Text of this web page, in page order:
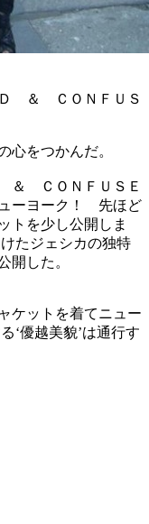
Ｄ ＆ ＣＯＮＦＵＳ
心をつかんだ。
＆ ＣＯＮＦＵＳＥ
ーヨーク！ 先ほど
トを少し公開しま
たジェシカの独特
開した。
ケットを着てニュー
‘優越美貌’は通行す